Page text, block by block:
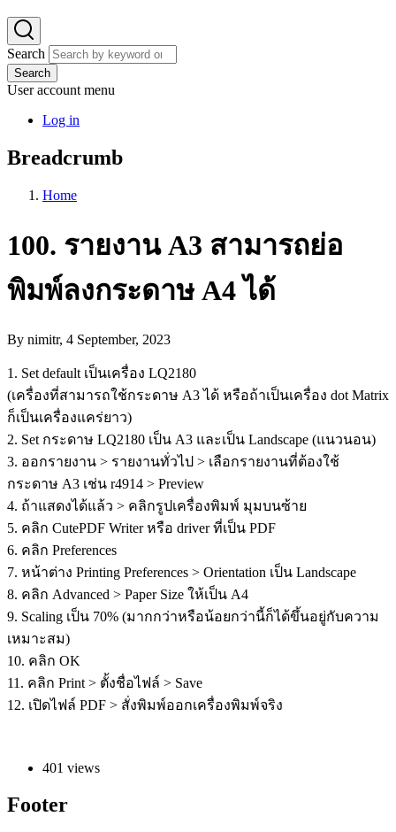
Search
Search
User account menu
Log in
Breadcrumb
Home
100. รายงาน A3 สามารถย่อ
พิมพ์ลงกระดาษ A4 ได้
By nimitr, 4 September, 2023
1. Set default เป็นเครื่อง LQ2180
(เครื่องที่สามารถใช้กระดาษ A3 ได้ หรือถ้าเป็นเครื่อง dot Matrix
ก็เป็นเครื่องแคร่ยาว)
2. Set กระดาษ LQ2180 เป็น A3 และเป็น Landscape (แนวนอน)
3. ออกรายงาน > รายงานทั่วไป > เลือกรายงานที่ต้องใช้
กระดาษ A3 เช่น r4914 > Preview
4. ถ้าแสดงได้แล้ว > คลิกรูปเครื่องพิมพ์ มุมบนซ้าย
5. คลิก CutePDF Writer หรือ driver ที่เป็น PDF
6. คลิก Preferences
7. หน้าต่าง Printing Preferences > Orientation เป็น Landscape
8. คลิก Advanced > Paper Size ให้เป็น A4
9. Scaling เป็น 70% (มากกว่าหรือน้อยกว่านี้ก็ได้ขึ้นอยู่กับความ
เหมาะสม)
10. คลิก OK
11. คลิก Print > ตั้งชื่อไฟล์ > Save
12. เปิดไฟล์ PDF > สั่งพิมพ์ออกเครื่องพิมพ์จริง
401 views
Footer